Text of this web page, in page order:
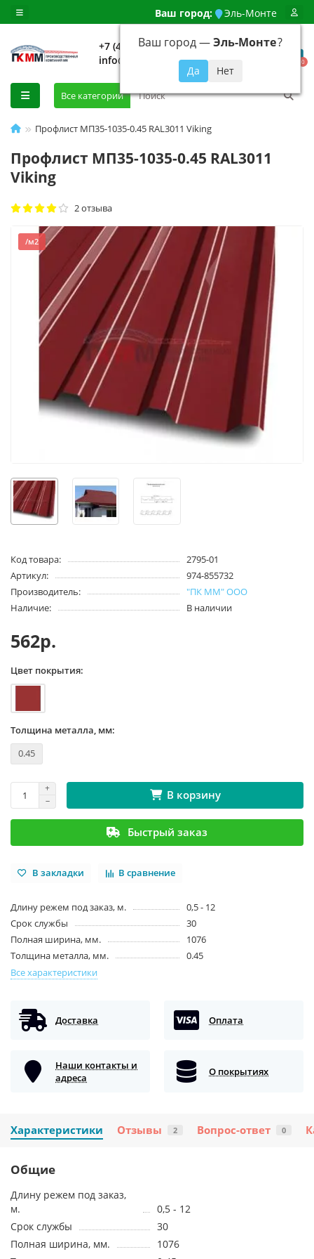
Ваш город: Эль-Монте
Ваш город —Эль-Монте?
+7 (499) 648-92-94
info@evroshtaketnikmoskva.ru
0
Все категории
Профлист МП35-1035-0.45 RAL3011 Viking
Профлист МП35-1035-0.45 RAL3011
Viking
2 отзыва
/м2
Код товара:
2795-01
Артикул:
974-855732
Производитель:
"ПК ММ" ООО
Наличие:
В наличии
562р.
Цвет покрытия:
Толщина металла, мм:
0.45
В корзину
Быстрый заказ
В закладки В сравнение
Длину режем под заказ, м.
0,5 - 12
Срок службы
30
Полная ширина, мм.
1076
Толщина металла, мм.
0.45
Все характеристики
Доставка Оплата
Наши контакты и
адреса
О покрытиях
Характеристики Отзывы 2 Вопрос-ответ 0
Общие
Длину режем под заказ,
м.
0,5 - 12
Срок службы
30
Полная ширина, мм.
1076